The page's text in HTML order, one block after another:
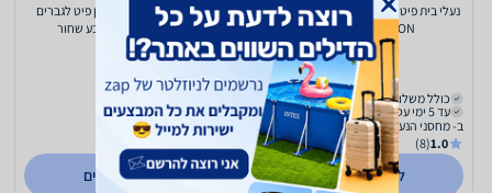
נעלי בית פיט פאן לנשים 10632 Feet Fun
LONDON בצבע שחור
119
₪
כולל משלוח (₪20)
עד 5 ימי עסקים
ב- מחסני הנעלה מותגים
1.0
(8)
לפרטים נוספים
נעלי בית קיפי קורדרוי פאן פיט לגברים
Feet Fun 16860 בצבע שחור
119
עד 5 ימי עסקים
ב- מחסני הנעלה מותגים
לפרטים נוספים